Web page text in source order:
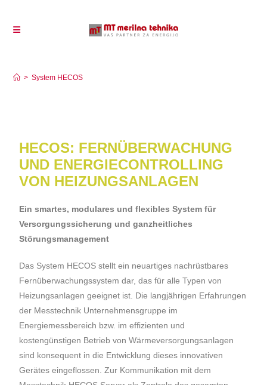
> System HECOS
HECOS: FERNÜBERWACHUNG
UND ENERGIECONTROLLING
VON HEIZUNGSANLAGEN
Ein smartes, modulares und flexibles System für
Versorgungssicherung und ganzheitliches
Störungsmanagement
Das System HECOS stellt ein neuartiges nachrüstbares
Fernüberwachungssystem dar, das für alle Typen von
Heizungsanlagen geeignet ist. Die langjährigen Erfahrungen
der Messtechnik Unternehmensgruppe im
Energiemessbereich bzw. im effizienten und
kostengünstigen Betrieb von Wärmeversorgungsanlagen
sind konsequent in die Entwicklung dieses innovativen
Gerätes eingeflossen. Zur Kommunikation mit dem